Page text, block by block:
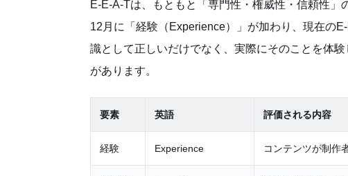
E-E-A-Tは、もともと「専門性・権威性・信頼性
12月に「経験（Experience）」が加わり、現在の
識として正しいだけでなく、実際にそのことを体
があります。
要素 英語 評価される内容
経験 Experience コンテンツが制作